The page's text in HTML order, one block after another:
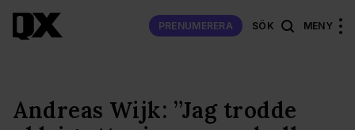
PRENUMERERA SÖK MENY
Andreas Wijk: ”Jag trodde